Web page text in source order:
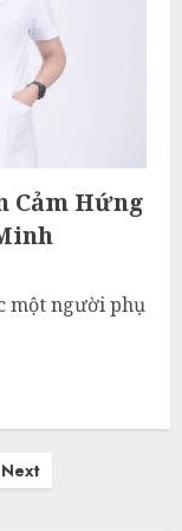
Cảm Hứng
một người phụ
Next